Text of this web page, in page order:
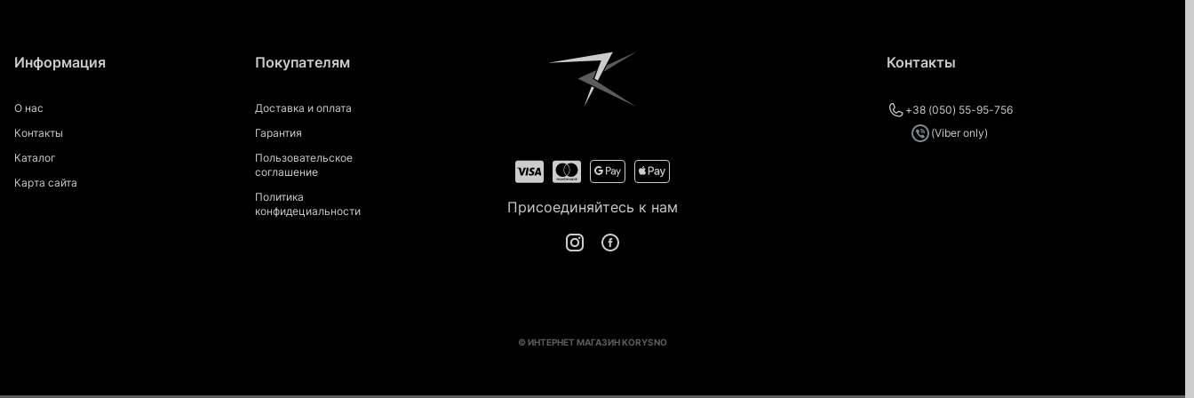
Присоединяйтесь к нам
Информация
О нас
Контакты
Каталог
Карта сайта
Покупателям
Доставка и оплата
Гарантия
Пользовательское
соглашение
Политика
конфидециальности
Контакты
+38 (050) 55-95-756
(Viber only)
© ИНТЕРНЕТ МАГАЗИН KORYSNO